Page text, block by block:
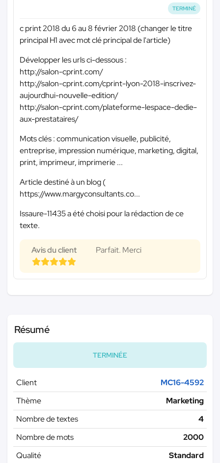
TERMINÉ
c print 2018 du 6 au 8 février 2018 (changer le titre
principal H1 avec mot clé principal de l'article)
Développer les urls ci-dessous :
http://salon-cprint.com/
http://salon-cprint.com/cprint-lyon-2018-inscrivez-
aujourdhui-nouvelle-edition/
http://salon-cprint.com/plateforme-lespace-dedie-
aux-prestataires/
Mots clés : communication visuelle, publicité,
entreprise, impression numérique, marketing, digital,
print, imprimeur, imprimerie ...
Article destiné à un blog (
https://www.margyconsultants.co...
Issaure-11435 a été choisi pour la rédaction de ce
texte.
Avis du client Parfait. Merci
Résumé
TERMINÉE
Client
MC16-4592
Thème
Marketing
Nombre de textes
4
Nombre de mots
2000
Qualité
Standard